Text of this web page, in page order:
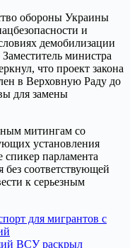
обороны Украины
и
демобилизации
министра
что проект закона
в Верховную Раду до
для замены
митингам со
установления
парламента
соответствующей
к серьезным
для мигрантов с
ВСУ раскрыл